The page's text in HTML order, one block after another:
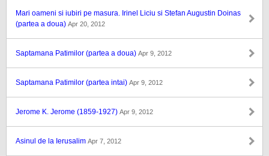
Mari oameni si iubiri pe masura. Irinel Liciu si Stefan Augustin Doinas
(partea a doua) Apr 20, 2012
Saptamana Patimilor (partea a doua) Apr 9, 2012
Saptamana Patimilor (partea intai) Apr 9, 2012
Jerome K. Jerome (1859-1927) Apr 9, 2012
Asinul de la Ierusalim Apr 7, 2012